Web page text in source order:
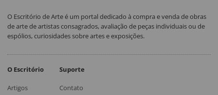
O Escritório de Arte é um portal dedicado à compra e venda de obras
de arte de artistas consagrados, avaliação de peças individuais ou de
espólios, curiosidades sobre artes e exposições.
O Escritório
Artigos
Suporte
Contato